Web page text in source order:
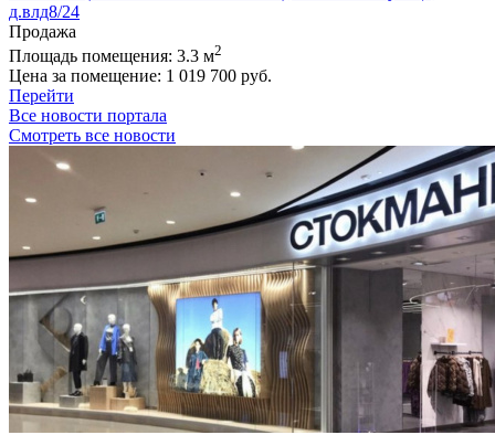
д.влд8/24
Продажа
Площадь помещения: 3.3 м2
Цена за помещение: 1 019 700 руб.
Перейти
Все новости портала
Смотреть все новости